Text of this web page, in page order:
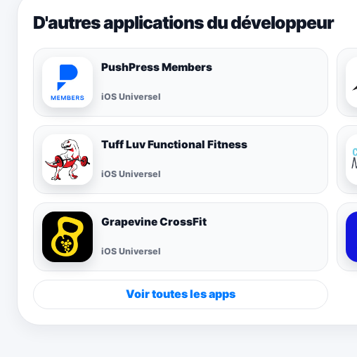
D'autres applications du développeur
PushPress Members
iOS Universel
Tuff Luv Functional Fitness
iOS Universel
Grapevine CrossFit
iOS Universel
Voir toutes les apps